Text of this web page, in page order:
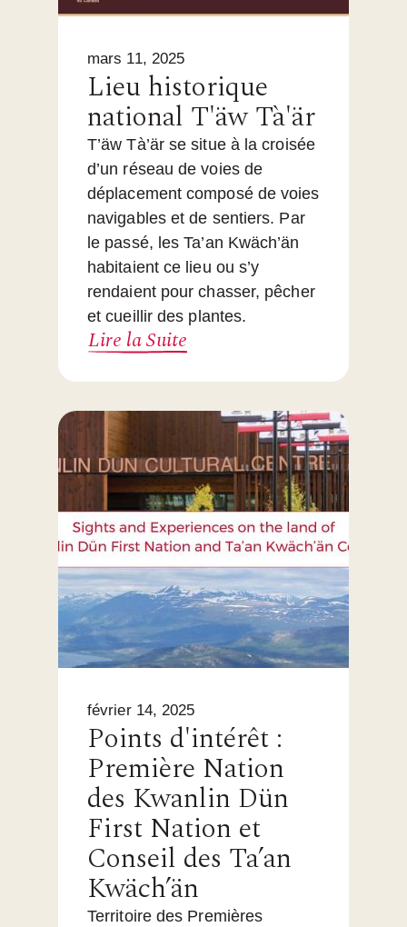
mars 11, 2025
Lieu historique
national T'äw Tà'är
T’äw Tà’är se situe à la croisée
d’un réseau de voies de
déplacement composé de voies
navigables et de sentiers. Par
le passé, les Ta’an Kwäch’än
habitaient ce lieu ou s’y
rendaient pour chasser, pêcher
et cueillir des plantes.
Lire la Suite
février 14, 2025
Points d'intérêt :
Première Nation
des Kwanlin Dün
First Nation et
Conseil des Ta’an
Kwäch’än
Territoire des Premières